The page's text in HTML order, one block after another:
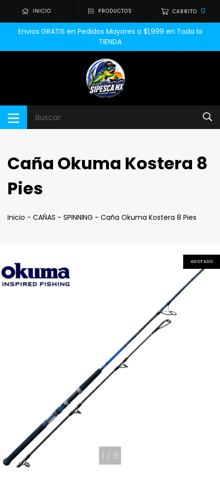
INICIO PRODUCTOS CARRITO 0
Envios GRATIS en Pedidos Mayores a $1,999 en Toda la
TIENDA
Caña Okuma Kostera 8
Pies
Inicio - CAÑAS - SPINNING - Caña Okuma Kostera 8 Pies
AGOTADO
1 / 6